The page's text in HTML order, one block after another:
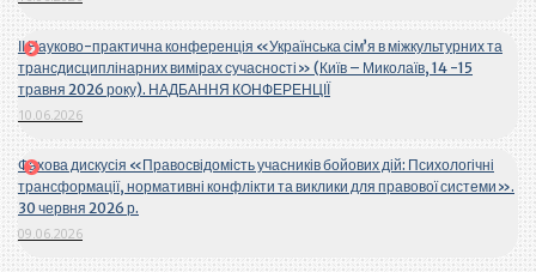
ІІ Науково-практична конференція «Українська сім’я в міжкультурних та
трансдисциплінарних вимірах сучасності» (Київ – Миколаїв, 14 -15
травня 2026 року). НАДБАННЯ КОНФЕРЕНЦІЇ
10.06.2026
Фахова дискусія «Правосвідомість учасників бойових дій: Психологічні
трансформації, нормативні конфлікти та виклики для правової системи».
30 червня 2026 р.
09.06.2026